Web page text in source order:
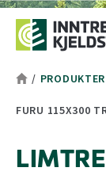
Hopp til
Hopp til
Hopp til
Tekststørrelsetips
PC: Press ned
MAC: Press ned
/ PRODUKTER
FURU 115X300
LIMTRE